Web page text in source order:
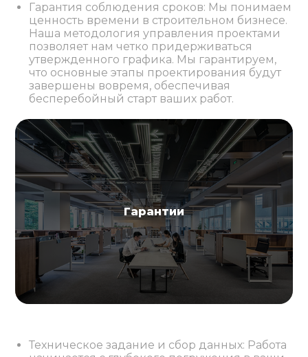
Гарантия соблюдения сроков: Мы понимаем
ценность времени в строительном бизнесе.
Наша методология управления проектами
позволяет нам четко придерживаться
утвержденного графика. Мы гарантируем,
что основные этапы проектирования будут
завершены вовремя, обеспечивая
бесперебойный старт ваших работ.
Гарантии
Техническое задание и сбор данных: Работа